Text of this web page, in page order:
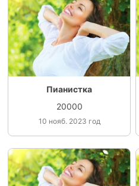
Пианистка
20000
10 нояб. 2023 год